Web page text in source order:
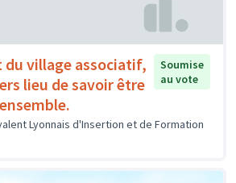
du village associatif,
lieu de savoir être
Soumise
au vote
Lyonnais d'Insertion et de Formation